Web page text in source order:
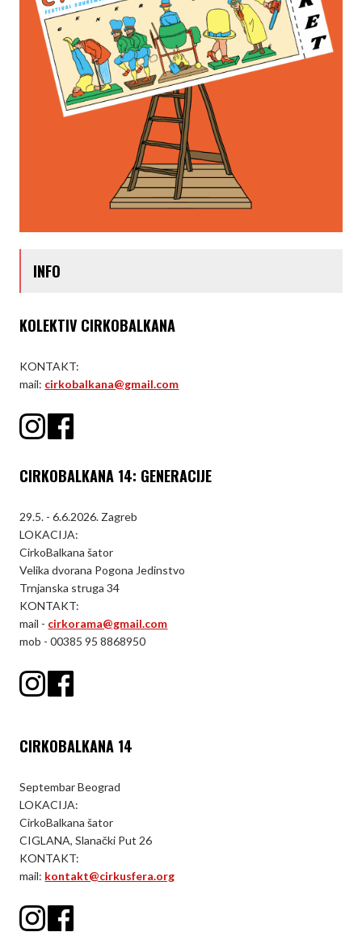
INFO
KOLEKTIV CIRKOBALKANA
KONTAKT:
mail: cirkobalkana@gmail.com
CIRKOBALKANA 14: GENERACIJE
29.5. - 6.6.2026. Zagreb
LOKACIJA:
CirkoBalkana šator
Velika dvorana Pogona Jedinstvo
Trnjanska struga 34
KONTAKT:
mail - cirkorama@gmail.com
mob - 00385 95 8868950
CIRKOBALKANA 14
Septembar Beograd
LOKACIJA:
CirkoBalkana šator
CIGLANA, Slanački Put 26
KONTAKT:
mail: kontakt@cirkusfera.org